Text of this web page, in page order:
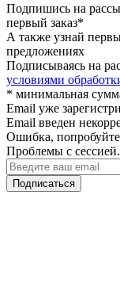
Подпишись на
первый заказ*
А также узнай
предложениях
Подписываясь на
условиями
* минимальная
Email уже
Email введен
Ошибка,
Проблемы с
Подписаться